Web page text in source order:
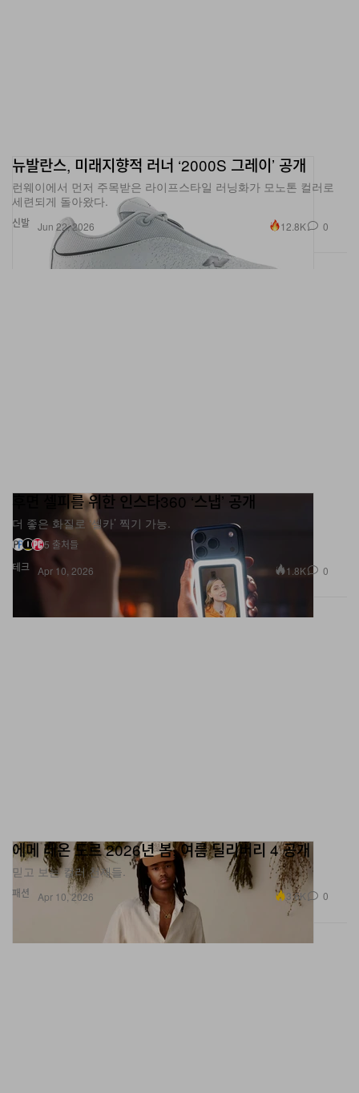
신발
뉴발란스, 미래지향적 러너 ‘2000S 그레이’ 공개
런웨이에서 먼저 주목받은 라이프스타일 러닝화가 모노톤 컬러로
세련되게 돌아왔다.
Jun 22, 2026 12.8K 0
테크
후면 셀피를 위한 인스타360 ‘스냅’ 공개
더 좋은 화질로 ‘셀카’ 찍기 가능.
5 출처들
Apr 10, 2026
1.8K 0
패션
에메 레온 도르 2026년 봄, 여름 딜리버리 4 공개
믿고 보는 컬러 천재들.
Apr 10, 2026 3.6K 0